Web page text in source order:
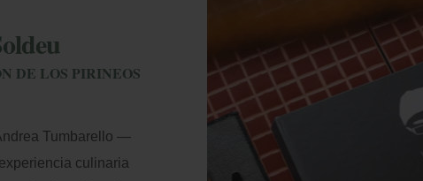
Reservas
Introduzca el nº de localizador y el e-mail para consultar
reserva y poder cancelarla o modificarla.
DE LOS PIRINEOS
Tumbarello —
culinaria